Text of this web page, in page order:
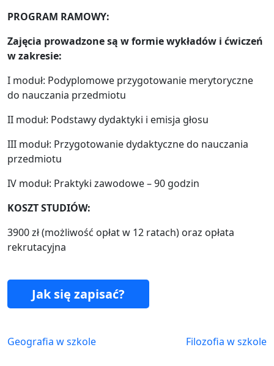
PROGRAM RAMOWY:
Zajęcia prowadzone są w formie wykładów i ćwiczeń
w zakresie:
I moduł: Podyplomowe przygotowanie merytoryczne
do nauczania przedmiotu
II moduł: Podstawy dydaktyki i emisja głosu
III moduł: Przygotowanie dydaktyczne do nauczania
przedmiotu
IV moduł: Praktyki zawodowe – 90 godzin
KOSZT STUDIÓW:
3900 zł (możliwość opłat w 12 ratach) oraz opłata
rekrutacyjna
Jak się zapisać?
Geografia w szkole Filozofia w szkole